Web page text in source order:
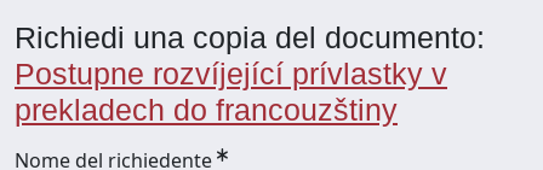
Richiedi una copia del documento:
Postupne rozvíjející prívlastky v
prekladech do francouzštiny
Nome del richiedente